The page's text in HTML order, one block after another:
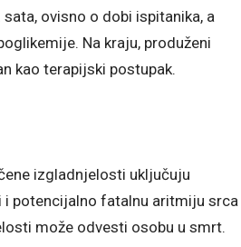
ovisno o dobi ispitanika, a
Na kraju, produženi
kao terapijski postupak.
izgladnjelosti uključuju
i potencijalno fatalnu aritmiju srca
može odvesti osobu u smrt.